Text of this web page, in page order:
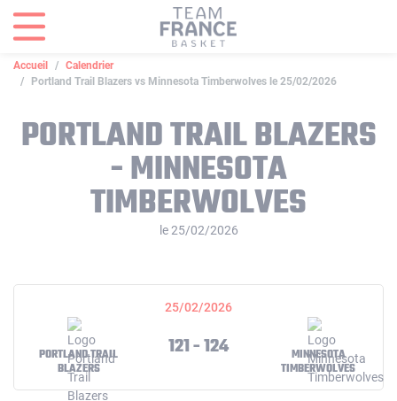
Accueil
Calendrier
Portland Trail Blazers vs Minnesota Timberwolves le 25/02/2026
PORTLAND TRAIL BLAZERS
- MINNESOTA
TIMBERWOLVES
le 25/02/2026
25/02/2026
PORTLAND TRAIL
BLAZERS
121 - 124
MINNESOTA
TIMBERWOLVES
Panneau de gestion des cookies